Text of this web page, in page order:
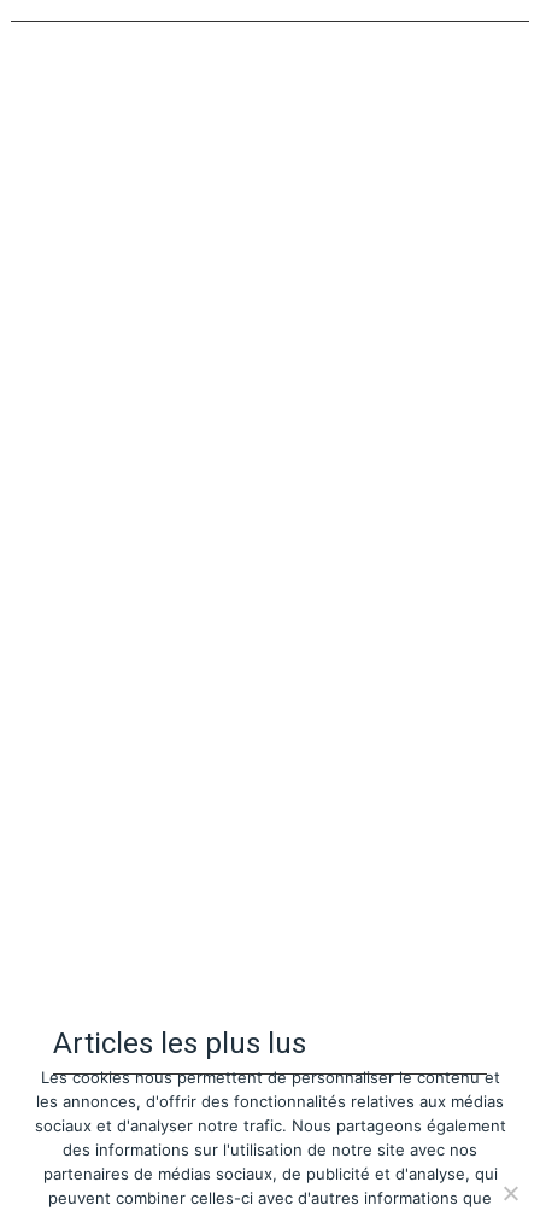
Articles les plus lus
Les cookies nous permettent de personnaliser le contenu et
les annonces, d'offrir des fonctionnalités relatives aux médias
sociaux et d'analyser notre trafic. Nous partageons également
des informations sur l'utilisation de notre site avec nos
partenaires de médias sociaux, de publicité et d'analyse, qui
peuvent combiner celles-ci avec d'autres informations que